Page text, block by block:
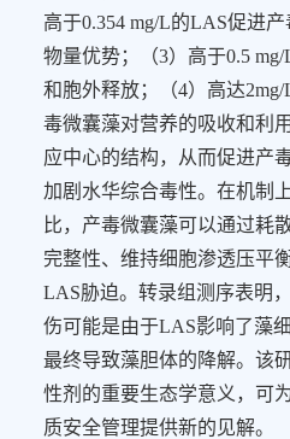
高于0.354 mg/L的LAS促进产
物量优势；（3）高于0.5 mg/
和胞外释放；（4）高达2mg/
毒微囊藻对营养的吸收和利
应中心的结构，从而促进产
加剧水华综合毒性。在机制
比，产毒微囊藻可以通过耗
完整性、维持细胞渗透压平
LAS胁迫。转录组测序表明
伤可能是由于LAS影响了藻
最终导致藻胆体的降解。该
性剂的重要生态学意义，可
质安全管理提供新的见解。